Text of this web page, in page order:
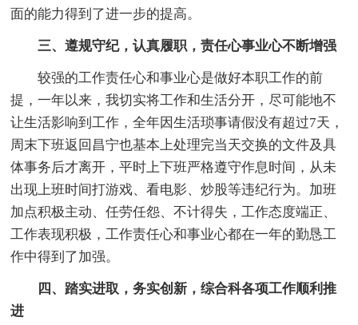
面的能力得到了进一步的提高。
三、遵规守纪，认真履职，责任心事业心不断增强
较强的工作责任心和事业心是做好本职工作的前
提，一年以来，我切实将工作和生活分开，尽可能地不
让生活影响到工作，全年因生活琐事请假没有超过7天，
周末下班返回昌宁也基本上处理完当天交换的文件及具
体事务后才离开，平时上下班严格遵守作息时间，从未
出现上班时间打游戏、看电影、炒股等违纪行为。加班
加点积极主动、任劳任怨、不计得失，工作态度端正、
工作表现积极，工作责任心和事业心都在一年的勤恳工
作中得到了加强。
四、踏实进取，务实创新，综合科各项工作顺利推
进